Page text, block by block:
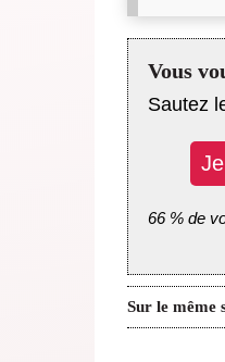
Vous
Sautez
66 % de
Sur le même